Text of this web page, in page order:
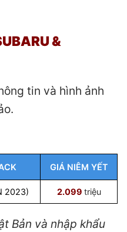
&
tin và hình ảnh
GIÁ NIÊM YẾT
2023) 2.099 triệu
Bản và nhập khẩu